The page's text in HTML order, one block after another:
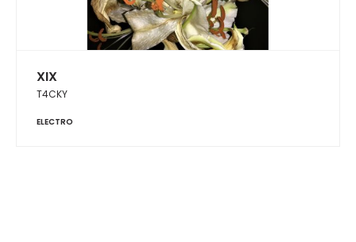
XIX
T4CKY
ELECTRO